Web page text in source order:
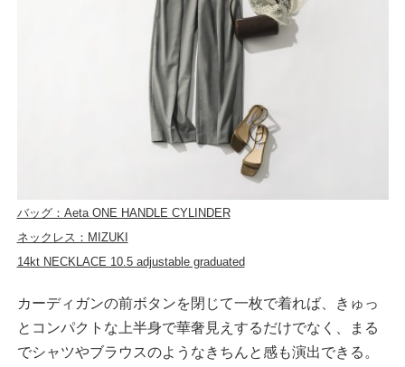
バッグ：Aeta ONE HANDLE CYLINDER
ネックレス：MIZUKI
14kt NECKLACE 10.5 adjustable graduated
カーディガンの前ボタンを閉じて一枚で着れば、きゅっ
とコンパクトな上半身で華奢見えするだけでなく、まる
でシャツやブラウスのようなきちんと感も演出できる。